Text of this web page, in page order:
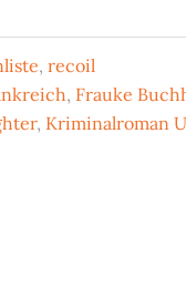
, recoil
, Frauke
, Kriminalroman